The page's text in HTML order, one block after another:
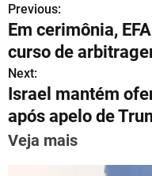
at
s
A
p
p
gr
a
m
c
e
b
o
o
P
o
s
t
n
Previous:
Em cerimônia,
curso de
Next:
Israel mantém
após apelo de
Veja mais